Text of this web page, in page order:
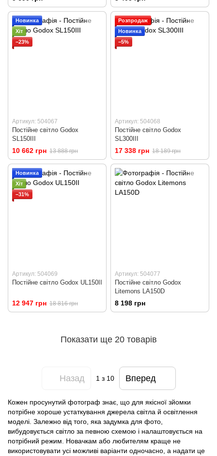
Новинка
Хіт
−23%
Артикул: 504067
Постійне світло Godox
SL150III
10 662 грн 13 888 грн
Розпродаж
Новинка
−5%
Артикул: 504068
Постійне світло Godox
SL300III
17 338 грн 18 189 грн
Новинка
Хіт
−31%
Артикул: 504069
Постійне світло Godox UL150II
12 947 грн 18 816 грн
Артикул: 504077
Постійне світло Godox
Litemons LA150D
8 198 грн
Показати ще 20 товарів
Назад 1з 10 Вперед
Кожен просунутий фотограф знає, що для якісної зйомки
потрібне хороше устаткування джерела світла й освітлення
моделі. Залежно від того, яка задумка для фото,
вибудовується світло за певною схемою і налаштовується на
потрібний режим. Новачкам або любителям краще не
використовувати усі можливі варіанти одночасно, а надати це